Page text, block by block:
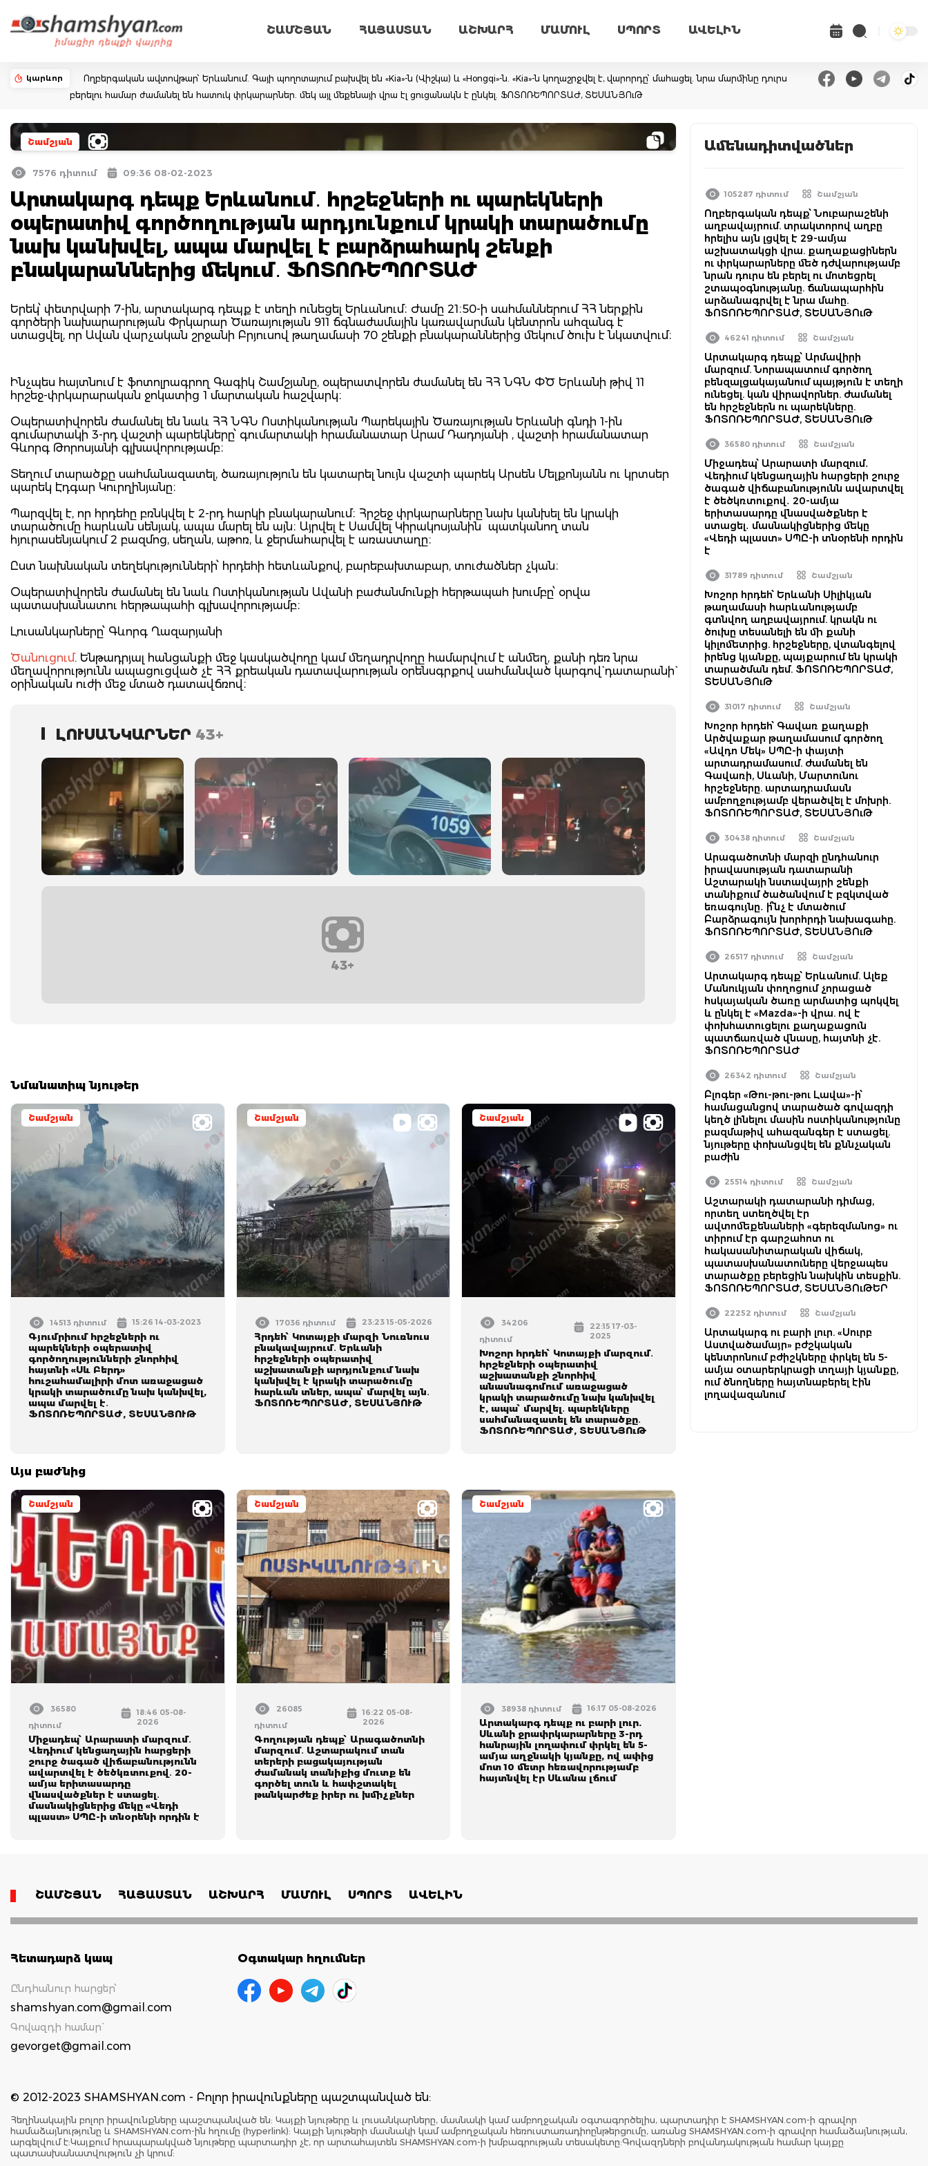
ՇԱՄՇՅԱՆ ՀԱՅԱՍՏԱՆ ԱՇԽԱՐՀ ՄԱՄՈՒԼ ՍՊՈՐՏ ԱՎԵԼԻՆ
կարևոր
Ողբերգական ավտովթար՝ Երևանում. Գայի պողոտայում բախվել են «Kia»-ն (Վիշկա) և «Hongqi»-ն. «Kia»-ն կողաշրջվել է, վարորդը՝ մահացել. նրա մարմինը դուրս
բերելու համար ժամանել են հատուկ փրկարարներ. մեկ այլ մեքենայի վրա էլ ցուցանակն է ընկել. ՖՈՏՈՌԵՊՈՐՏԱԺ, ՏԵՍԱՆՅՈւԹ
Շամշյան
7576 դիտում 09:36 08-02-2023
Արտակարգ դեպք Երևանում․ հրշեջների ու պարեկների
օպերատիվ գործողության արդյունքում կրակի տարածումը
նախ կանխվել, ապա մարվել է բարձրահարկ շենքի
բնակարաններից մեկում․ ՖՈՏՈՌԵՊՈՐՏԱԺ
Երեկ՝ փետրվարի 7-ին, արտակարգ դեպք է տեղի ունեցել Երևանում։ Ժամը 21։50-ի սահմաններում ՀՀ ներքին
գործերի նախարարության Փրկարար Ծառայության 911 ճգնաժամային կառավարման կենտրոն ահզանգ է
ստացվել, որ Ավան վարչական շրջանի Բրյուսով թաղամասի 70 շենքի բնակարաններից մեկում ծուխ է նկատվում։
Ինչպես հայտնում է ֆոտոլրագրող Գագիկ Շամշյանը, օպերատվորեն ժամանել են ՀՀ ՆԳՆ ՓԾ Երևանի թիվ 11
հրշեջ-փրկարարական ջոկատից 1 մարտական հաշվարկ։
Օպերատիվորեն ժամանել են նաև ՀՀ ՆԳՆ Ոստիկանության Պարեկային Ծառայության Երևանի գնդի 1-ին
գումարտակի 3-րդ վաշտի պարեկները՝ գումարտակի հրամանատար Արամ Դադոյանի , վաշտի հրամանատար
Գևորգ Թորոսյանի գլխավորությամբ։
Տեղում տարածքը սահմանազատել, ծառայություն են կատարել նույն վաշտի պարեկ Արսեն Մելքոնյանն ու կրտսեր
պարեկ Էդգար Կուրղինյանը։
Պարզվել է, որ հրդեհը բռնկվել է 2-րդ հարկի բնակարանում։ Հրշեջ փրկարարները նախ կանխել են կրակի
տարածումը հարևան սենյակ, ապա մարել են այն։ Այրվել է Սամվել Կիրակոսյանին պատկանող տան
հյուրասենյակում 2 բազմոց, սեղան, աթոռ, և ջերմահարվել է առաստաղը։
Ըստ նախնական տեղեկությունների՝ հրդեհի հետևանքով, բարեբախտաբար, տուժածներ չկան։
Օպերատիվորեն ժամանել են նաև Ոստիկանության Ավանի բաժանմունքի հերթապահ խումբը՝ օրվա
պատասխանատու հերթապահի գլխավորությամբ։
Լուսանկարները՝ Գևորգ Ղազարյանի
Ծանուցում. Ենթադրյալ հանցանքի մեջ կասկածվողը կամ մեղադրվողը համարվում է անմեղ, քանի դեռ նրա
մեղավորությունն ապացուցված չէ ՀՀ քրեական դատավարության օրենսգրքով սահմանված կարգով` դատարանի`
օրինական ուժի մեջ մտած դատավճռով։
ԼՈՒՍԱՆԿԱՐՆԵՐ 43+
43+
Նմանատիպ նյութեր
Շամշյան
14513 դիտում 15:26 14-03-2023
Գյումրիում հրշեջների ու
պարեկների օպերատիվ
գործողությունների շնորհիվ
հայտնի «Սև Բերդ»
հուշահամալիրի մոտ առաջացած
կրակի տարածումը նախ կանխվել,
ապա մարվել է․
ՖՈՏՈՌԵՊՈՐՏԱԺ, ՏԵՍԱՆՅՈՒԹ
Շամշյան
17036 դիտում 23:23 15-05-2026
Հրդեհ՝ Կոտայքի մարզի Նուռնուս
բնակավայրում․ Երևանի
հրշեջների օպերատիվ
աշխատանքի արդյունքում նախ
կանխվել է կրակի տարածումը
հարևան տներ, ապա՝ մարվել այն․
ՖՈՏՈՌԵՊՈՐՏԱԺ, ՏԵՍԱՆՅՈՒԹ
Շամշյան
34206
դիտում
22:15 17-03-
2025
Խոշոր հրդեհ՝ Կոտայքի մարզում․
հրշեջների օպերատիվ
աշխատանքի շնորհիվ
անասնագոմում առաջացած
կրակի տարածումը նախ կանխվել
է, ապա՝ մարվել․ պարեկները
սահմանազատել են տարածքը․
ՖՈՏՈՌԵՊՈՐՏԱԺ, ՏԵՍԱՆՅՈւԹ
Այս բաժնից
Շամշյան
36580
դիտում
18:46 05-08-
2026
Միջադեպ՝ Արարատի մարզում․
Վեդիում կենցաղային հարցերի
շուրջ ծագած վիճաբանությունն
ավարտվել է ծեծկռտուքով․ 20-
ամյա երիտասարդը
վնասվածքներ է ստացել․
մասնակիցներից մեկը «Վեդի
պլաստ» ՍՊԸ-ի տնօրենի որդին է
Շամշյան
26085
դիտում
16:22 05-08-
2026
Գողության դեպք՝ Արագածոտնի
մարզում․ Աշտարակում տան
տերերի բացակայության
ժամանակ տանիքից մուտք են
գործել տուն և հափշտակել
թանկարժեք իրեր ու խմիչքներ
Շամշյան
38938 դիտում 16:17 05-08-2026
Արտակարգ դեպք ու բարի լուր.
Սևանի ջրափրկարարները 3-րդ
հանրային լողափում փրկել են 5-
ամյա աղջնակի կյանքը, ով ափից
մոտ 10 մետր հեռավորությամբ
հայտնվել էր Սևանա լճում
Ամենադիտվածներ
105287 դիտում Շամշյան
Ողբերգական դեպք՝ Նուբարաշենի
աղբավայրում. տրակտորով աղբը
հրելիս այն լցվել է 29-ամյա
աշխատակցի վրա. քաղաքացիներն
ու փրկարարները մեծ դժվարությամբ
նրան դուրս են բերել ու մոտեցրել
շտապօգնությանը. ճանապարհին
արձանագրվել է նրա մահը.
ՖՈՏՈՌԵՊՈՐՏԱԺ, ՏԵՍԱՆՅՈւԹ
46241 դիտում Շամշյան
Արտակարգ դեպք՝ Արմավիրի
մարզում. Նորապատում գործող
բենզալցակայանում պայթյուն է տեղի
ունեցել. կան վիրավորներ. ժամանել
են հրշեջներն ու պարեկները.
ՖՈՏՈՌԵՊՈՐՏԱԺ, ՏԵՍԱՆՅՈւԹ
36580 դիտում Շամշյան
Միջադեպ՝ Արարատի մարզում․
Վեդիում կենցաղային հարցերի շուրջ
ծագած վիճաբանությունն ավարտվել
է ծեծկռտուքով․ 20-ամյա
երիտասարդը վնասվածքներ է
ստացել․ մասնակիցներից մեկը
«Վեդի պլաստ» ՍՊԸ-ի տնօրենի որդին
է
31789 դիտում Շամշյան
Խոշոր հրդեհ՝ Երևանի Սիլիկյան
թաղամասի հարևանությամբ
գտնվող աղբավայրում. կրակն ու
ծուխը տեսանելի են մի քանի
կիլոմետրից. հրշեջները, վտանգելով
իրենց կյանքը, պայքարում են կրակի
տարածման դեմ. ՖՈՏՈՌԵՊՈՐՏԱԺ,
ՏԵՍԱՆՅՈւԹ
31017 դիտում Շամշյան
Խոշոր հրդեհ՝ Գավառ քաղաքի
Արծվաքար թաղամասում գործող
«Ավդո Մեկ» ՍՊԸ-ի փայտի
արտադրամասում. ժամանել են
Գավառի, Սևանի, Մարտունու
հրշեջները. արտադրամասն
ամբողջությամբ վերածվել է մոխրի.
ՖՈՏՈՌԵՊՈՐՏԱԺ, ՏԵՍԱՆՅՈւԹ
30438 դիտում Շամշյան
Արագածոտնի մարզի ընդհանուր
իրավասության դատարանի
Աշտարակի նստավայրի շենքի
տանիքում ծածանվում է բզկտված
եռագույնը․ ի՞նչ է մտածում
Բարձրագույն խորհրդի նախագահը.
ՖՈՏՈՌԵՊՈՐՏԱԺ, ՏԵՍԱՆՅՈւԹ
26517 դիտում Շամշյան
Արտակարգ դեպք՝ Երևանում. Ալեք
Մանուկյան փողոցում չորացած
հսկայական ծառը արմատից պոկվել
և ընկել է «Mazda»-ի վրա. ով է
փոխհատուցելու քաղաքացուն
պատճառված վնասը, հայտնի չէ.
ՖՈՏՈՌԵՊՈՐՏԱԺ
26342 դիտում Շամշյան
Բլոգեր «Թու-թու-թու Լավա»-ի՝
համացանցով տարածած գովազդի
կեղծ լինելու մասին ոստիկանությունը
բազմաթիվ ահազանգեր է ստացել.
նյութերը փոխանցվել են քննչական
բաժին
25514 դիտում Շամշյան
Աշտարակի դատարանի դիմաց,
որտեղ ստեղծվել էր
ավտոմեքենաների «գերեզմանոց» ու
տիրում էր գարշահոտ ու
հակասանիտարական վիճակ,
պատասխանատուները վերջապես
տարածքը բերեցին նախկին տեսքին.
ՖՈՏՈՌԵՊՈՐՏԱԺ, ՏԵՍԱՆՅՈւԹԵՐ
22252 դիտում Շամշյան
Արտակարգ ու բարի լուր. «Սուրբ
Աստվածամայր» բժշկական
կենտրոնում բժիշկները փրկել են 5-
ամյա օտարերկրացի տղայի կյանքը,
ում ծնողները հայտնաբերել էին
լողավազանում
ՇԱՄՇՅԱՆ ՀԱՅԱՍՏԱՆ ԱՇԽԱՐՀ ՄԱՄՈՒԼ ՍՊՈՐՏ ԱՎԵԼԻՆ
Հետադարձ կապ
Ընդհանուր հարցեր՝
shamshyan.com@gmail.com
Գովազդի համար`
gevorget@gmail.com
Օգտակար հղումներ
© 2012-2023 SHAMSHYAN.com - Բոլոր իրավունքները պաշտպանված են:
Հեղինակային բոլոր իրավունքները պաշտպանված են: Կայքի նյութերը և լուսանկարները, մասնակի կամ ամբողջական օգտագործելիս, պարտադիր է SHAMSHYAN.com-ի գրավոր
համաձայնությունը և SHAMSHYAN.com-ին հղումը (hyperlink): Կայքի նյութերի մասնակի կամ ամբողջական հեռուստառադիոընթերցումը, առանց SHAMSHYAN.com-ի գրավոր համաձայնության,
արգելվում է:Կայքում հրապարակված նյութերը պարտադիր չէ, որ արտահայտեն SHAMSHYAN.com-ի խմբագրության տեսակետը:Գովազդների բովանդակության համար կայքը
պատասխանատվություն չի կրում: